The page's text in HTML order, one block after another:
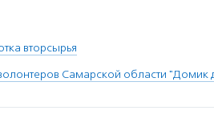
вторсырья
Самарской области "Домик